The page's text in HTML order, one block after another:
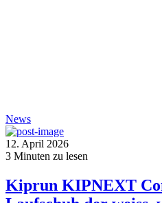
News
12. April 2026
3 Minuten zu lesen
Kiprun KIPNEXT